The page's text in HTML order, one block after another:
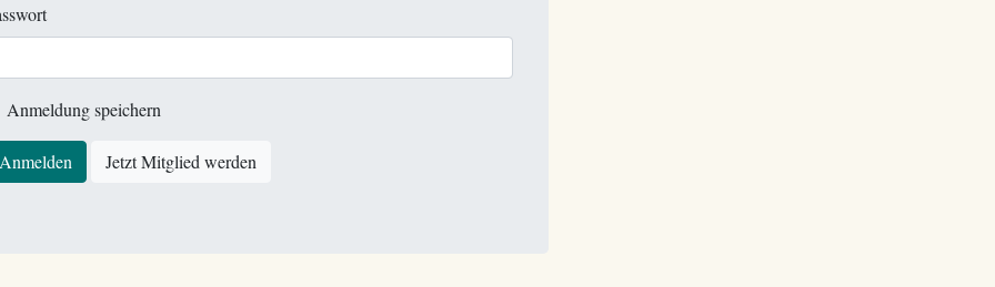
Anmeldung speichern
Anmelden Jetzt Mitglied werden